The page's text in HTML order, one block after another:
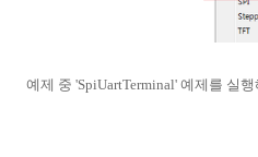
예제 중 'SpiUartTerminal' 예제를 실행